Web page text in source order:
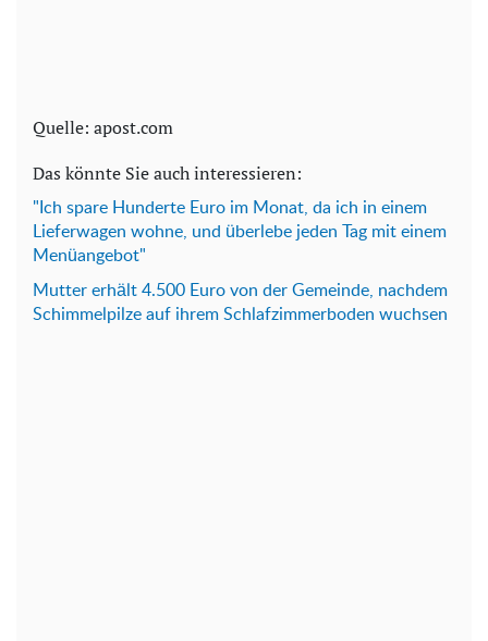
Quelle: apost.com
Das könnte Sie auch interessieren:
"Ich spare Hunderte Euro im Monat, da ich in einem
Lieferwagen wohne, und überlebe jeden Tag mit einem
Menüangebot"
Mutter erhält 4.500 Euro von der Gemeinde, nachdem
Schimmelpilze auf ihrem Schlafzimmerboden wuchsen